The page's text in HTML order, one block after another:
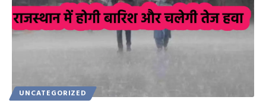
UNCATEGORIZED